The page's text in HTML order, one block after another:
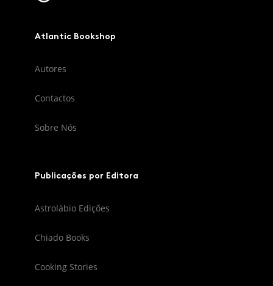
Atlantic Bookshop
Autores
Contactos
Sobre Nós
Publicações por Editora
Astrolábio Edições
Chiado Books
Cooking Stories